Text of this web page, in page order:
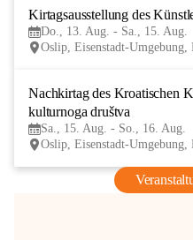
Kirtagsausstellung des
Do., 13. Aug. - Sa., 15. Aug.
Oslip, Eisenstadt-
Nachkirtag des Kroatischen
kulturnoga društva
Sa., 15. Aug. - So., 16. Aug.
Oslip, Eisenstadt-